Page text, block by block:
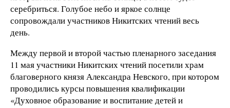
серебриться. Голубое небо и яркое солнце
сопровождали участников Никитских чтений весь
день.
Между первой и второй частью пленарного заседания
11 мая участники Никитских чтений посетили храм
благоверного князя Александра Невского, при котором
проводились курсы повышения квалификации
«Духовное образование и воспитание детей и